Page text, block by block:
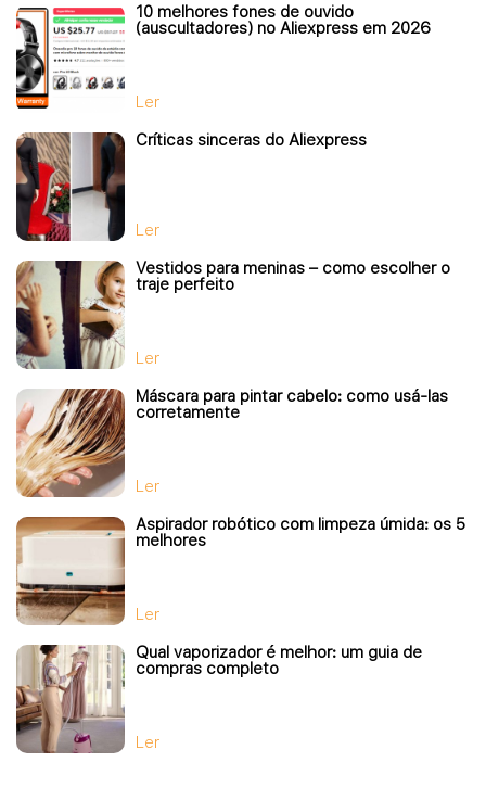
10 melhores fones de ouvido
(auscultadores) no Aliexpress em 2026
Ler
Críticas sinceras do Aliexpress
Ler
Vestidos para meninas – como escolher o
traje perfeito
Ler
Máscara para pintar cabelo: como usá-las
corretamente
Ler
Aspirador robótico com limpeza úmida: os 5
melhores
Ler
Qual vaporizador é melhor: um guia de
compras completo
Ler